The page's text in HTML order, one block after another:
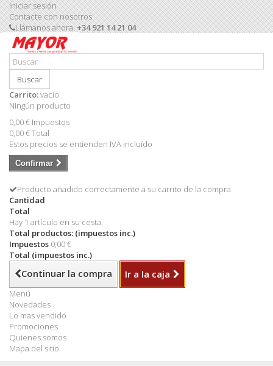
Iniciar sesión
Contacte con nosotros
Llámanos ahora:+34 921 14 21 04
Buscar
Carrito:vacío
Ningún producto
0,00 € Impuestos
0,00 €Total
Estos precios se entienden IVA incluído
Confirmar
Producto añadido correctamente a su carrito de la compra
Cantidad
Total
Hay 1 artículo en su cesta.
Total productos: (impuestos inc.)
Impuestos 0,00 €
Total (impuestos inc.)
Continuar la compra Ir a la caja
Menú
Novedades
Lo mas vendido
Promociones
Quienes somos
Mapa del sitio